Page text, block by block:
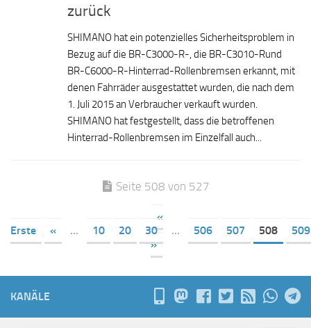
zurück
SHIMANO hat ein potenzielles Sicherheitsproblem in
Bezug auf die BR-C3000-R-, die BR-C3010-Rund
BR-C6000-R-Hinterrad-Rollenbremsen erkannt, mit
denen Fahrräder ausgestattet wurden, die nach dem
1. Juli 2015 an Verbraucher verkauft wurden.
SHIMANO hat festgestellt, dass die betroffenen
Hinterrad-Rollenbremsen im Einzelfall auch...
Seite 508 von 527
«
Erste
« ... 10 20 30 ... 506 507 508
509
»
KANÄLE